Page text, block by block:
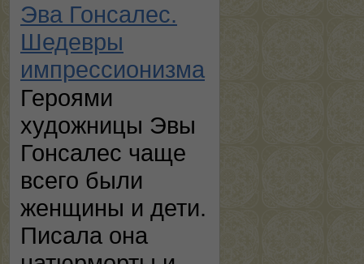
Эва Гонсалес.
Шедевры
импрессионизма
Героями
художницы Эвы
Гонсалес чаще
всего были
женщины и дети.
Писала она